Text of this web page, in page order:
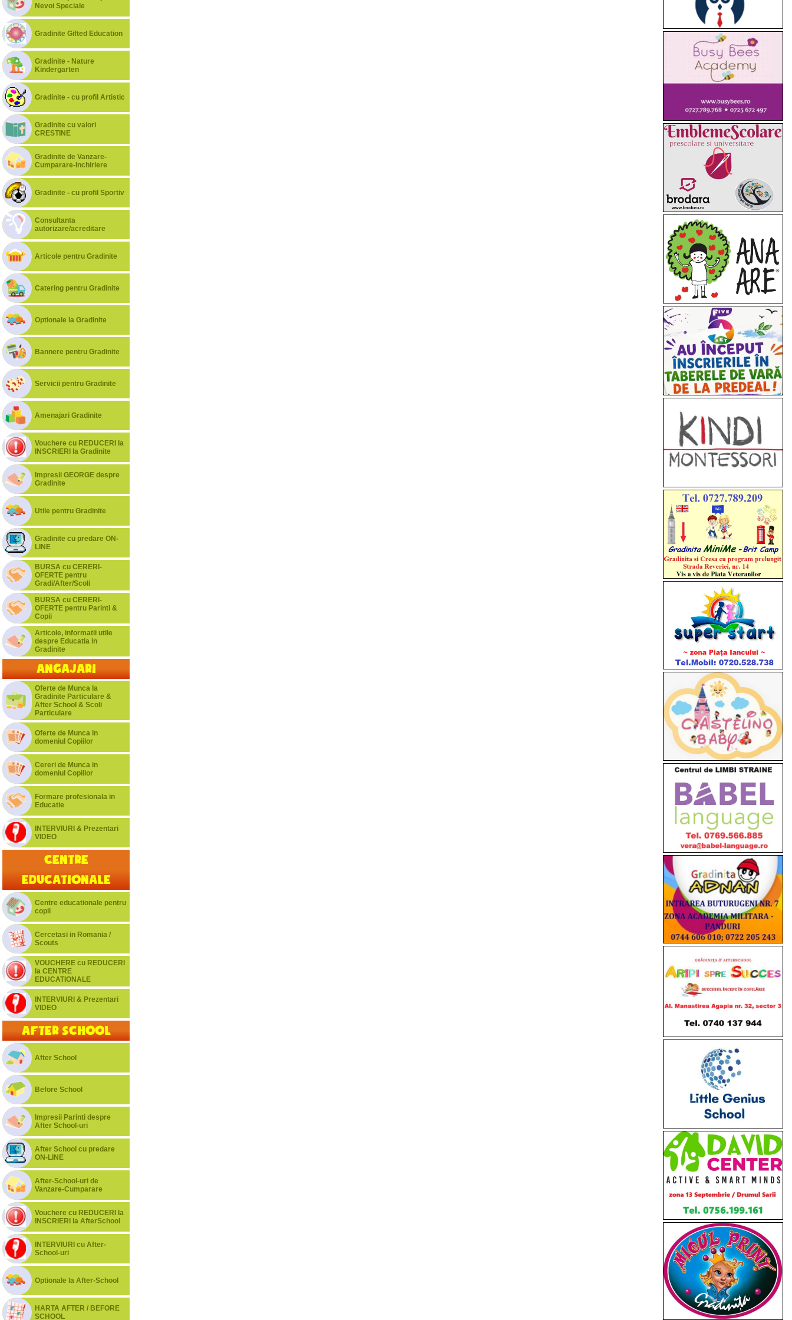
Nevoi Speciale
Gradinite Gifted Education
Gradinite - Nature
Kindergarten
Gradinite - cu profil Artistic
Gradinite cu valori
CRESTINE
Gradinite de Vanzare-
Cumparare-Inchiriere
Gradinite - cu profil Sportiv
Consultanta
autorizare/acreditare
Articole pentru Gradinite
Catering pentru Gradinite
Optionale la Gradinite
Bannere pentru Gradinite
Servicii pentru Gradinite
Amenajari Gradinite
Vouchere cu REDUCERI la
INSCRIERI la Gradinite
Impresii GEORGE despre
Gradinite
Utile pentru Gradinite
Gradinite cu predare ON-
LINE
BURSA cu CERERI-
OFERTE pentru
Gradi/After/Scoli
BURSA cu CERERI-
OFERTE pentru Parinti &
Copii
Articole, informatii utile
despre Educatia in
Gradinite
Angajari
Oferte de Munca la
Gradinite Particulare &
After School & Scoli
Particulare
Oferte de Munca in
domeniul Copiilor
Cereri de Munca in
domeniul Copiilor
Formare profesionala in
Educatie
INTERVIURI & Prezentari
VIDEO
Centre
educationale
Centre educationale pentru
copii
Cercetasi in Romania /
Scouts
VOUCHERE cu REDUCERI
la CENTRE
EDUCATIONALE
INTERVIURI & Prezentari
VIDEO
After School
After School
Before School
Impresii Parinti despre
After School-uri
After School cu predare
ON-LINE
After-School-uri de
Vanzare-Cumparare
Vouchere cu REDUCERI la
INSCRIERI la AfterSchool
INTERVIURI cu After-
School-uri
Optionale la After-School
HARTA AFTER / BEFORE
SCHOOL